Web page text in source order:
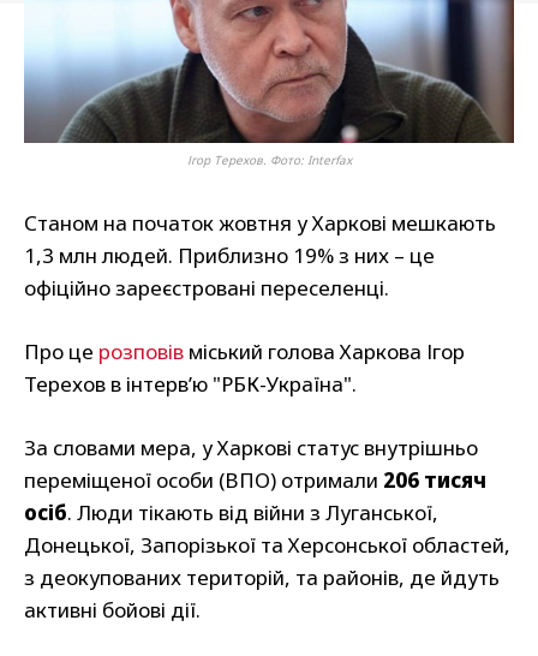
Ігор Терехов. Фото: Interfax
Станом на початок жовтня у Харкові мешкають
1,3 млн людей. Приблизно 19% з них – це
офіційно зареєстровані переселенці.
Про це розповів міський голова Харкова Ігор
Терехов в інтерв’ю "РБК-Україна".
За словами мера, у Харкові статус внутрішньо
переміщеної особи (ВПО) отримали 206 тисяч
осіб. Люди тікають від війни з Луганської,
Донецької, Запорізької та Херсонської областей,
з деокупованих територій, та районів, де йдуть
активні бойові дії.